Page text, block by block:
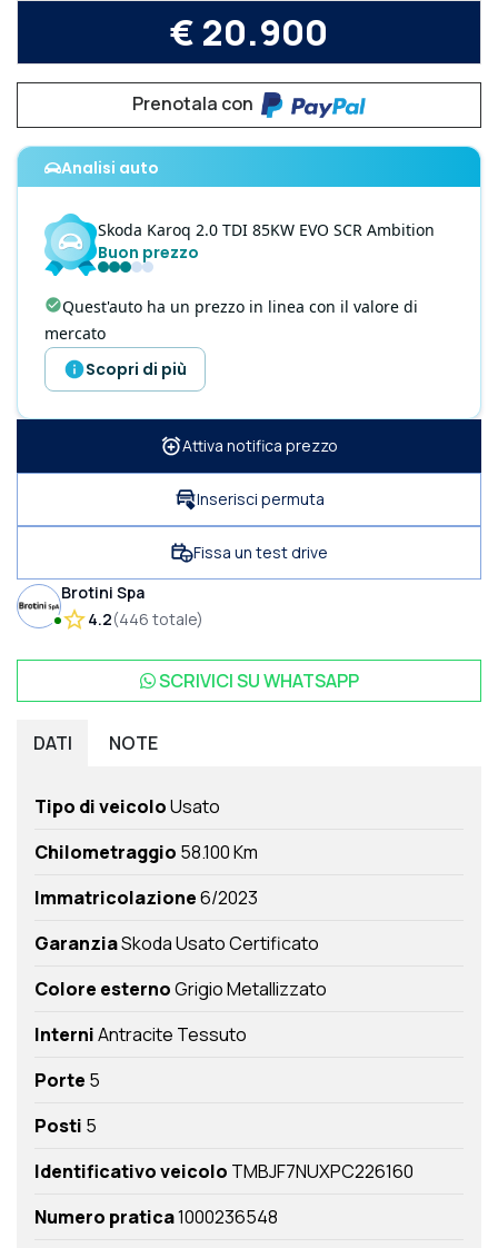
€ 20.900
Prenotala con
Analisi auto
Skoda Karoq 2.0 TDI 85KW EVO SCR Ambition
Buon prezzo
Quest'auto ha un prezzo in linea con il valore di
mercato
Scopri di più
Attiva notifica prezzo
Inserisci permuta
Fissa un test drive
Brotini Spa
4.2(446 totale)
SCRIVICI SUWHATSAPP
DATI NOTE
Tipo di veicoloUsato
Chilometraggio 58.100 Km
Immatricolazione6/2023
GaranziaSkoda Usato Certificato
Colore esternoGrigio Metallizzato
InterniAntracite Tessuto
Porte 5
Posti 5
Identificativo veicolo TMBJF7NUXPC226160
Numero pratica1000236548